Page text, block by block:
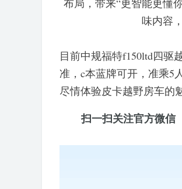
布局，带来“更智能更懂
味内容
目前中规福特f150ltd四驱
准，c本蓝牌可开，准乘5
尽情体验皮卡越野房车的
扫一扫关注官方微信